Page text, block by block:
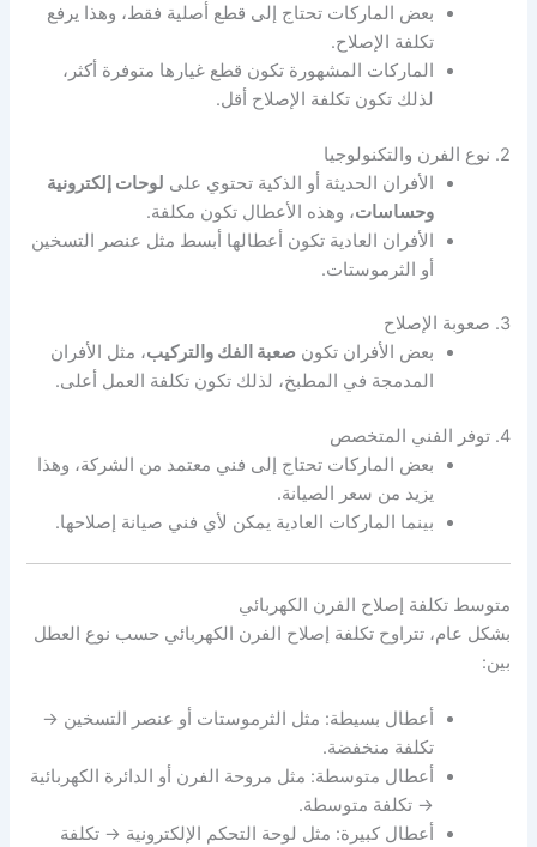
بعض الماركات تحتاج إلى قطع أصلية فقط، وهذا يرفع
تكلفة الإصلاح.
الماركات المشهورة تكون قطع غيارها متوفرة أكثر،
لذلك تكون تكلفة الإصلاح أقل.
2. نوع الفرن والتكنولوجيا
الأفران الحديثة أو الذكية تحتوي على لوحات إلكترونية
وحساسات، وهذه الأعطال تكون مكلفة.
الأفران العادية تكون أعطالها أبسط مثل عنصر التسخين
أو الثرموستات.
3. صعوبة الإصلاح
بعض الأفران تكون صعبة الفك والتركيب، مثل الأفران
المدمجة في المطبخ، لذلك تكون تكلفة العمل أعلى.
4. توفر الفني المتخصص
بعض الماركات تحتاج إلى فني معتمد من الشركة، وهذا
يزيد من سعر الصيانة.
بينما الماركات العادية يمكن لأي فني صيانة إصلاحها.
متوسط تكلفة إصلاح الفرن الكهربائي
بشكل عام، تتراوح تكلفة إصلاح الفرن الكهربائي حسب نوع العطل
بين:
أعطال بسيطة: مثل الثرموستات أو عنصر التسخين →
تكلفة منخفضة.
أعطال متوسطة: مثل مروحة الفرن أو الدائرة الكهربائية
→ تكلفة متوسطة.
أعطال كبيرة: مثل لوحة التحكم الإلكترونية → تكلفة